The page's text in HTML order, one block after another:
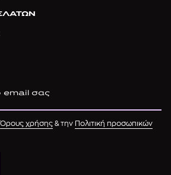
Όρους χρήσης & την Πολιτική προσωπικών